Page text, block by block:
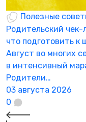
Полезные
Родительский чек-
что подготовить к
Август во многих
в интенсивный
Родители…
03 августа 2026
0